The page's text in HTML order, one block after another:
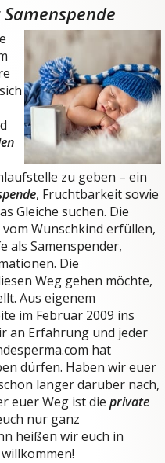
zu geben – ein
, Fruchtbarkeit sowie
Gleiche suchen. Die
Wunschkind erfüllen,
als Samenspender,
Die
Weg gehen möchte,
Aus eigenem
im Februar 2009 ins
an Erfahrung und jeder
hat
dürfen. Haben wir euer
länger darüber nach,
euer Weg ist die private
nur ganz
heißen wir euch in